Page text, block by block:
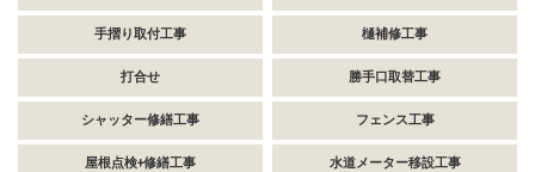
手摺り取付工事 樋補修工事
打合せ 勝手口取替工事
シャッター修繕工事 フェンス工事
屋根点検+修繕工事 水道メーター移設工事